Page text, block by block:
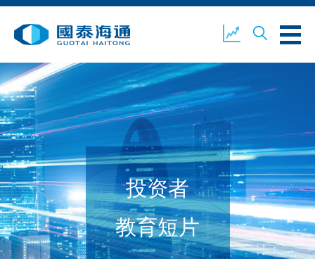
关于我们 业务概览
环境、社会及企业管治 国泰海通证券 联络我们
投资者
教育短片